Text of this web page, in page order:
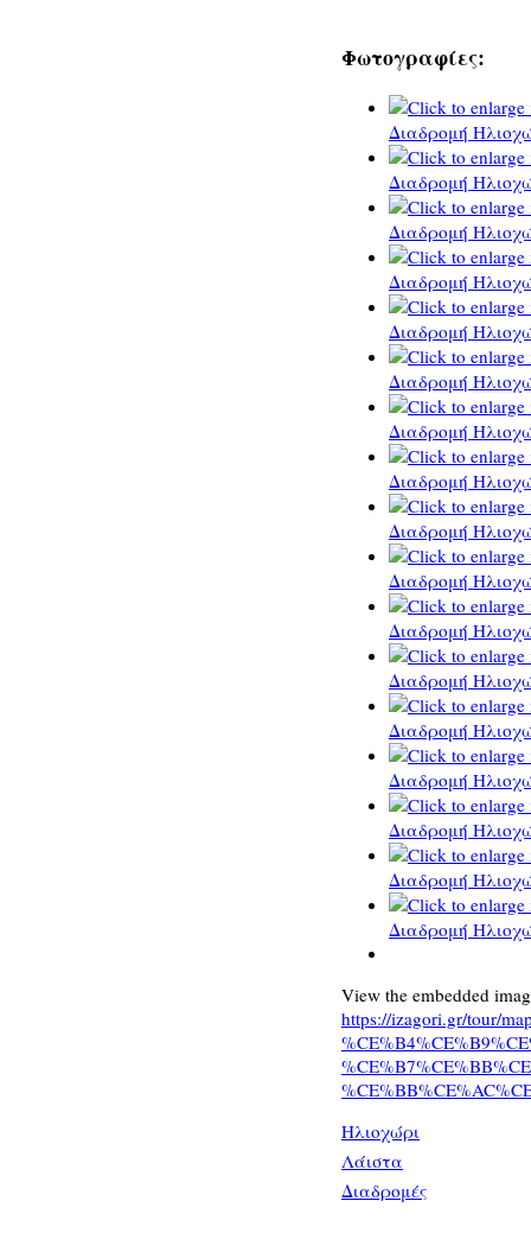
Φωτογραφίες:
Διαδρομή
Διαδρομή
Διαδρομή
Διαδρομή
Διαδρομή
Διαδρομή
Διαδρομή
Διαδρομή
Διαδρομή
Διαδρομή
Διαδρομή
Διαδρομή
Διαδρομή
Διαδρομή
Διαδρομή
Διαδρομή
Διαδρομή
View the embedded
https://izagori.gr/tour/
Ηλιοχώρι
Λάιστα
Διαδρομές